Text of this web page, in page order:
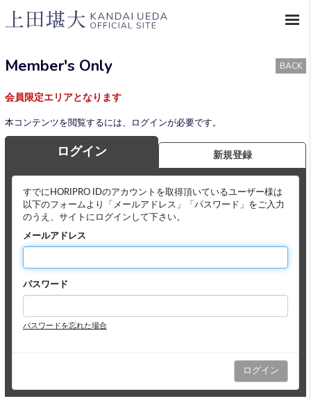
Member's Only BACK
会員限定エリアとなります
本コンテンツを閲覧するには、ログインが必要です。
ログイン 新規登録
すでにHORIPRO IDのアカウントを取得頂いているユーザー様は
以下のフォームより「メールアドレス」「パスワード」をご入力
のうえ、サイトにログインして下さい。
メールアドレス
パスワード
パスワードを忘れた場合